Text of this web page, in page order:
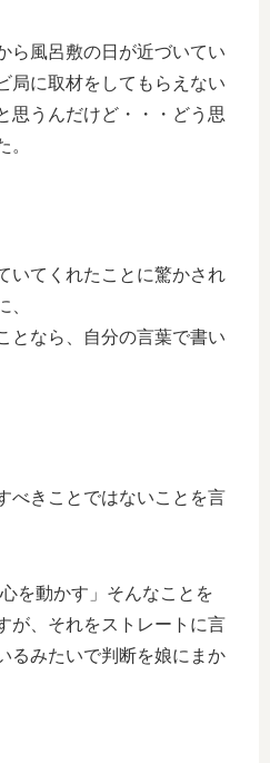
ら風呂敷の日が近づいてい
局に取材をしてもらえない
思うんだけど・・・どう思
。
いてくれたことに驚かされ
、
となら、自分の言葉で書い
べきことではないことを言
を動かす」そんなことを
が、それをストレートに言
るみたいで判断を娘にまか